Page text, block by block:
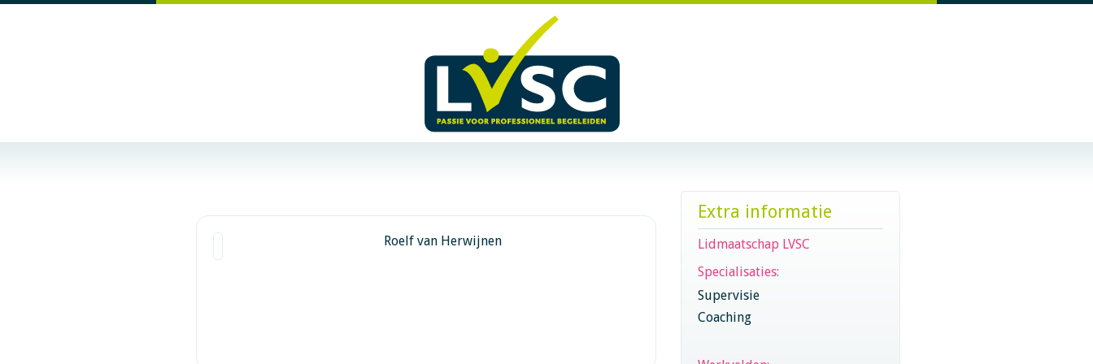
Roelf van Herwijnen
Extra informatie
Lidmaatschap LVSC
Specialisaties:
Supervisie
Coaching